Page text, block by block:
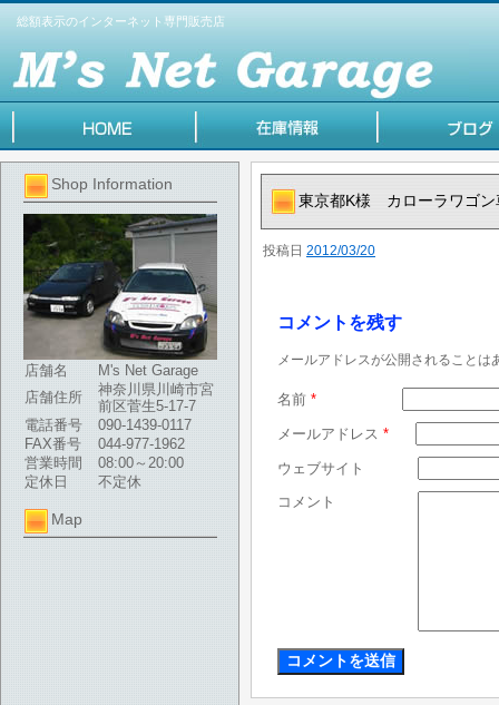
総額表示のインターネット専門販売店
Shop Information
店舗名
M's Net Garage
店舗住所
神奈川県川崎市宮
前区菅生5-17-7
電話番号
090-1439-0117
FAX番号
044-977-1962
営業時間
08:00～20:00
定休日
不定休
Map
東京都K様 カローラワゴン
投稿日 2012/03/20
コメントを残す
メールアドレスが公開されることは
名前 *
メールアドレス *
ウェブサイト
コメント